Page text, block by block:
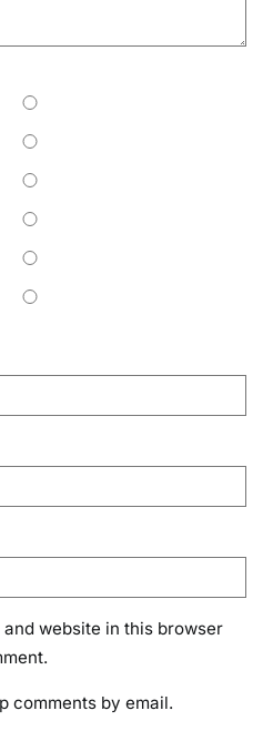
website in this browser
comments by email.